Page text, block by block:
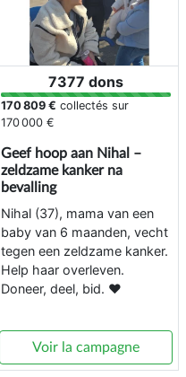
7377 dons
170 809 € collectés sur
170 000 €
Geef hoop aan Nihal –
zeldzame kanker na
bevalling
Nihal (37), mama van een
baby van 6 maanden, vecht
tegen een zeldzame kanker.
Help haar overleven.
Doneer, deel, bid. ❤️
Voir la campagne